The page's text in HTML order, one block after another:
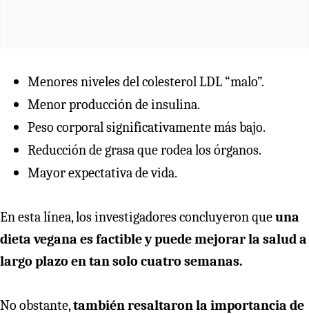
Menores niveles del colesterol LDL “malo”.
Menor producción de insulina.
Peso corporal significativamente más bajo.
Reducción de grasa que rodea los órganos.
Mayor expectativa de vida.
En esta línea, los investigadores concluyeron queuna
dieta vegana es factible y puede mejorar la salud a
largo plazo en tan solo cuatro semanas.
No obstante,también resaltaron la importancia de